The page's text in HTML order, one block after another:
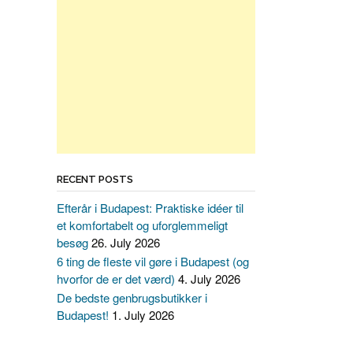
RECENT POSTS
Efterår i Budapest: Praktiske idéer til
et komfortabelt og uforglemmeligt
besøg26. July 2026
6 ting de fleste vil gøre i Budapest (og
hvorfor de er det værd) 4. July 2026
De bedste genbrugsbutikker i
Budapest! 1. July 2026